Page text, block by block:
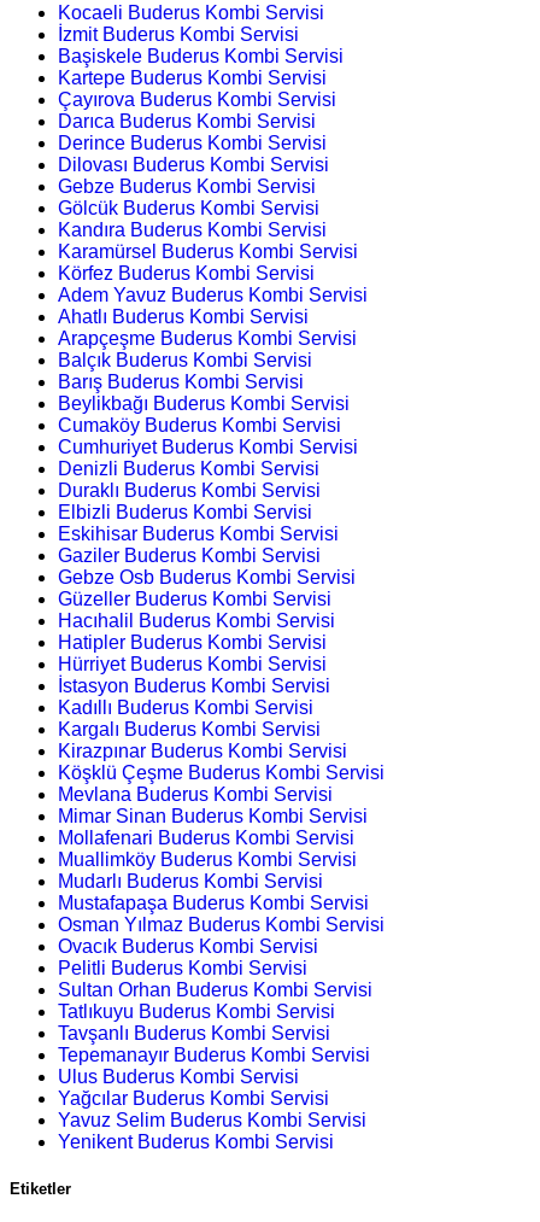
Kocaeli Buderus Kombi Servisi
İzmit Buderus Kombi Servisi
Başiskele Buderus Kombi Servisi
Kartepe Buderus Kombi Servisi
Çayırova Buderus Kombi Servisi
Darıca Buderus Kombi Servisi
Derince Buderus Kombi Servisi
Dilovası Buderus Kombi Servisi
Gebze Buderus Kombi Servisi
Gölcük Buderus Kombi Servisi
Kandıra Buderus Kombi Servisi
Karamürsel Buderus Kombi Servisi
Körfez Buderus Kombi Servisi
Adem Yavuz Buderus Kombi Servisi
Ahatlı Buderus Kombi Servisi
Arapçeşme Buderus Kombi Servisi
Balçık Buderus Kombi Servisi
Barış Buderus Kombi Servisi
Beylikbağı Buderus Kombi Servisi
Cumaköy Buderus Kombi Servisi
Cumhuriyet Buderus Kombi Servisi
Denizli Buderus Kombi Servisi
Duraklı Buderus Kombi Servisi
Elbizli Buderus Kombi Servisi
Eskihisar Buderus Kombi Servisi
Gaziler Buderus Kombi Servisi
Gebze Osb Buderus Kombi Servisi
Güzeller Buderus Kombi Servisi
Hacıhalil Buderus Kombi Servisi
Hatipler Buderus Kombi Servisi
Hürriyet Buderus Kombi Servisi
İstasyon Buderus Kombi Servisi
Kadıllı Buderus Kombi Servisi
Kargalı Buderus Kombi Servisi
Kirazpınar Buderus Kombi Servisi
Köşklü Çeşme Buderus Kombi Servisi
Mevlana Buderus Kombi Servisi
Mimar Sinan Buderus Kombi Servisi
Mollafenari Buderus Kombi Servisi
Muallimköy Buderus Kombi Servisi
Mudarlı Buderus Kombi Servisi
Mustafapaşa Buderus Kombi Servisi
Osman Yılmaz Buderus Kombi Servisi
Ovacık Buderus Kombi Servisi
Pelitli Buderus Kombi Servisi
Sultan Orhan Buderus Kombi Servisi
Tatlıkuyu Buderus Kombi Servisi
Tavşanlı Buderus Kombi Servisi
Tepemanayır Buderus Kombi Servisi
Ulus Buderus Kombi Servisi
Yağcılar Buderus Kombi Servisi
Yavuz Selim Buderus Kombi Servisi
Yenikent Buderus Kombi Servisi
Etiketler